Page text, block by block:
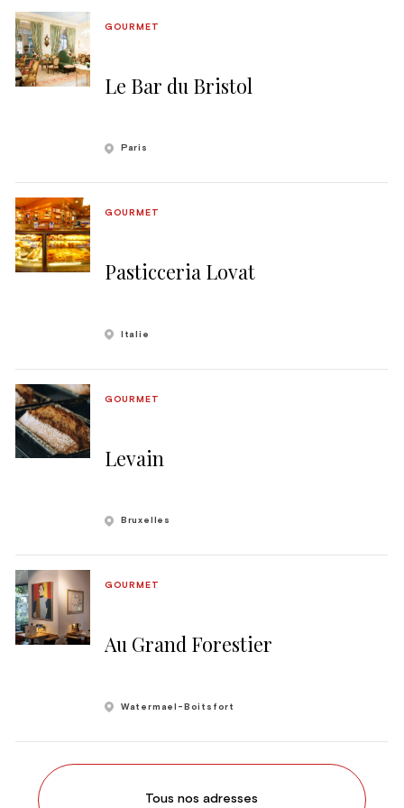
Le Bar du Bristol
GOURMET
Paris
Pasticceria Lovat
GOURMET
Italie
Levain
GOURMET
Bruxelles
Au Grand Forestier
GOURMET
Watermael-Boitsfort
Tous nos adresses